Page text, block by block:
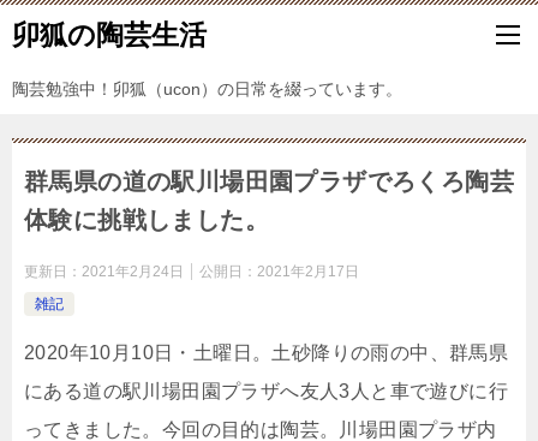
卯狐の陶芸生活
陶芸勉強中！卯狐（ucon）の日常を綴っています。
群馬県の道の駅川場田園プラザでろくろ陶芸
体験に挑戦しました。
更新日： 2021年2月24日 公開日： 2021年2月17日
雑記
2020年10月10日・土曜日。土砂降りの雨の中、群馬県
にある道の駅川場田園プラザへ友人3人と車で遊びに行
ってきました。今回の目的は陶芸。川場田園プラザ内